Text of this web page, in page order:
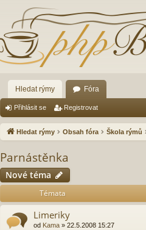
Hledat rýmy Fóra
Přihlásit se Registrovat
Hledat rýmy Obsah fóra Škola rýmů
Parnástěnka
Nové téma
Témata
Limeriky
od Kama » 22.5.2008 15:27